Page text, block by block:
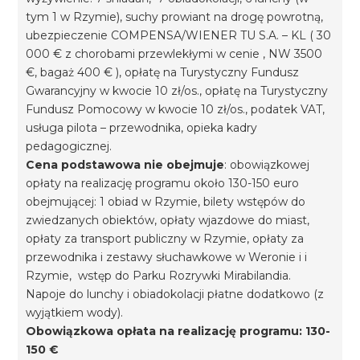
tym 1 w Rzymie), suchy prowiant na drogę powrotną,
ubezpieczenie COMPENSA/WIENER TU S.A. – KL ( 30
000 € z chorobami przewlekłymi w cenie , NW 3500
€, bagaż 400 € ), opłatę na Turystyczny Fundusz
Gwarancyjny w kwocie 10 zł/os., opłatę na Turystyczny
Fundusz Pomocowy w kwocie 10 zł/os., podatek VAT,
usługa pilota – przewodnika, opieka kadry
pedagogicznej.
Cena podstawowa nie obejmuje: obowiązkowej
opłaty na realizację programu około 130-150 euro
obejmującej: 1 obiad w Rzymie, bilety wstępów do
zwiedzanych obiektów, opłaty wjazdowe do miast,
opłaty za transport publiczny w Rzymie, opłaty za
przewodnika i zestawy słuchawkowe w Weronie i i
Rzymie, wstęp do Parku Rozrywki Mirabilandia.
Napoje do lunchy i obiadokolacji płatne dodatkowo (z
wyjątkiem wody).
Obowiązkowa opłata na realizację programu: 130-
150 €